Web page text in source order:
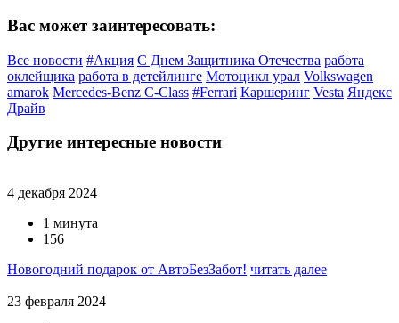
Вас может заинтересовать:
Все новости #Акция С Днем Защитника Отечества работа
оклейщика работа в детейлинге Мотоцикл урал Volkswagen
amarok Mercedes-Benz C-Class #Ferrari Каршеринг Vesta Яндекс
Драйв
Другие интересные новости
4 декабря 2024
1 минута
156
Новогодний подарок от АвтоБезЗабот! читать далее
23 февраля 2024